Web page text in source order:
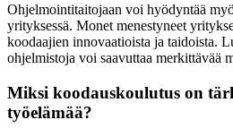
Ohjelmointitaitojaan voi hyödyntää
yrityksessä. Monet menestyneet
koodaajien innovaatioista ja taidoista.
ohjelmistoja voi saavuttaa merkittävää
Miksi koodauskoulutus on
työelämää?